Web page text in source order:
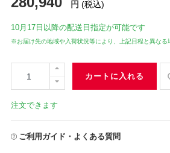
円 (税込)
10月17日 以降の配送日指定が可能です
※お届け先の地域や入荷状況等により、上記日程と異なる
カートに入れる
注文できます
ご利用ガイド・よくある質問